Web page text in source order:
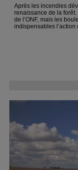
Après les incendies
renaissance de la
de l’ONF, mais les
indispensables l’action